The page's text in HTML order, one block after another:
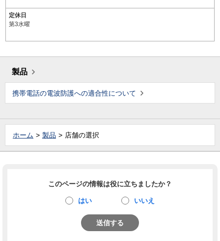
定休日
第3水曜
製品
携帯電話の電波防護への適合性について
ホーム 製品 店舗の選択
このページの情報は役に立ちましたか？
はい いいえ
送信する